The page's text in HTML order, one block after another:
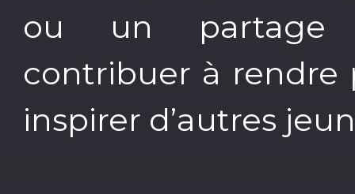
ou un partage
contribuer à rendre
inspirer d’autres